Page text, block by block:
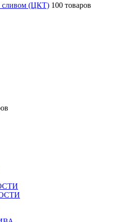
сливом (ЦКТ) 100 товаров